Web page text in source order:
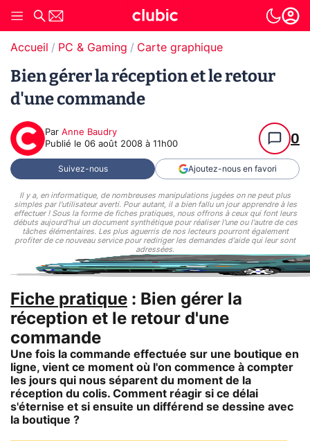
Accueil PC & Gaming Carte graphique
Bien gérer la réception et le retour
d'une commande
Par Anne Baudry
Publié le 06 août 2008 à 11h00 0
Suivez-nous Ajoutez-nous en favori
Il y a, en informatique, de nombreuses manipulations jugées on ne peut plus
simples par l'utilisateur averti. Pour autant, il a bien fallu un jour apprendre à les
effectuer ! Sous la forme de fiches pratiques, nous offrons à ceux qui font leurs
débuts aujourd'hui un document synthétique pour réaliser l'une ou l'autre de ces
tâches élémentaires. Les plus aguerris de nos lecteurs pourront également
profiter de ce nouveau service pour rediriger les demandes d'aide qui leur sont
adressées.
Fiche pratique : Bien gérer la
réception et le retour d'une
commande
Une fois la commande effectuée sur une boutique en
ligne, vient ce moment où l'on commence à compter
les jours qui nous séparent du moment de la
réception du colis. Comment réagir si ce délai
s'éternise et si ensuite un différend se dessine avec
la boutique ?